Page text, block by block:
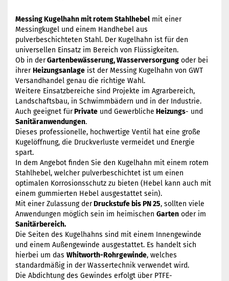
Messing Kugelhahn mit rotem Stahlhebel mit einer
Messingkugel und einem Handhebel aus
pulverbeschichteten Stahl. Der Kugelhahn ist für den
universellen Einsatz im Bereich von Flüssigkeiten.
Ob in derGartenbewässerung, Wasserversorgung oder bei
ihrerHeizungsanlage ist der Messing Kugelhahn von GWT
Versandhandel genau die richtige Wahl.
Weitere Einsatzbereiche sind Projekte im Agrarbereich,
Landschaftsbau, in Schwimmbädern und in der Industrie.
Auch geeignet fürPrivate und Gewerbliche Heizungs- und
Sanitäranwendungen.
Dieses professionelle, hochwertige Ventil hat eine große
Kugelöffnung, die Druckverluste vermeidet und Energie
spart.
In dem Angebot finden Sie den Kugelhahn mit einem rotem
Stahlhebel, welcher pulverbeschichtet ist um einen
optimalen Korrosionsschutz zu bieten (Hebel kann auch mit
einem gummierten Hebel ausgestattet sein).
Mit einer Zulassung derDruckstufe bis PN 25, sollten viele
Anwendungen möglich sein im heimischen Garten oder im
Sanitärbereich.
Die Seiten des Kugelhahns sind mit einem Innengewinde
und einem Außengewinde ausgestattet. Es handelt sich
hierbei um das Whitworth-Rohrgewinde, welches
standardmäßig in der Wassertechnik verwendet wird.
Die Abdichtung des Gewindes erfolgt über PTFE-